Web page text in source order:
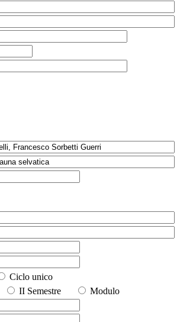
Ciclo unico
II Semestre
Modulo